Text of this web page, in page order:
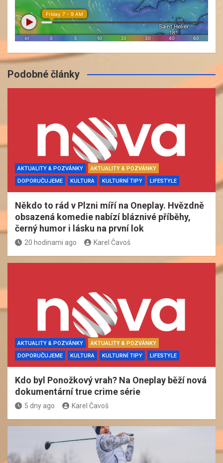
Podobné články
AKTUALITY & POZVÁNKY
AKTUALITY & POZVÁNKY
DOPORUČUJEME
KULTURA KULTURNÍ TIPY LIFESTYLE
Někdo to rád v Plzni míří na Oneplay. Hvězdně
obsazená komedie nabízí bláznivé příběhy,
černý humor i lásku na první lok
20 hodinami ago Karel Čavoš
AKTUALITY & POZVÁNKY
AKTUALITY & POZVÁNKY
DOPORUČUJEME
KULTURA KULTURNÍ TIPY LIFESTYLE
Kdo byl Ponožkový vrah? Na Oneplay běží nová
dokumentární true crime série
5 dny ago Karel Čavoš